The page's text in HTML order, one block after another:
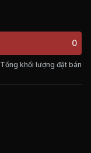
0
Tổng khối lượng đặt bán